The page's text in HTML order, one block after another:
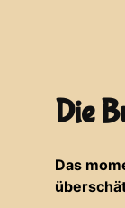
Die
Das